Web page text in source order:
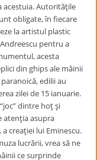
acestuia. Autorităţile
obligate, în fiecare
la artistul plastic
pentru a
acesta
din ghips ale mâinii
edilii au
zilei de 15 ianuarie.
dintre hoţ şi
atenţia asupra
creaţiei lui Eminescu.
lucrării, vrea să ne
ce surprinde